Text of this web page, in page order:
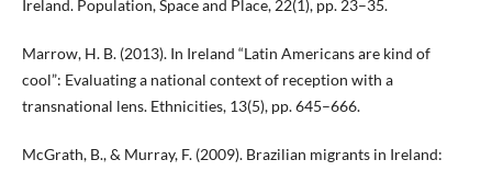
Ireland. Population, Space and Place, 22(1), pp. 23–35.
Marrow, H. B. (2013). In Ireland “Latin Americans are kind of
cool”: Evaluating a national context of reception with a
transnational lens. Ethnicities, 13(5), pp. 645–666.
McGrath, B., & Murray, F. (2009). Brazilian migrants in Ireland: